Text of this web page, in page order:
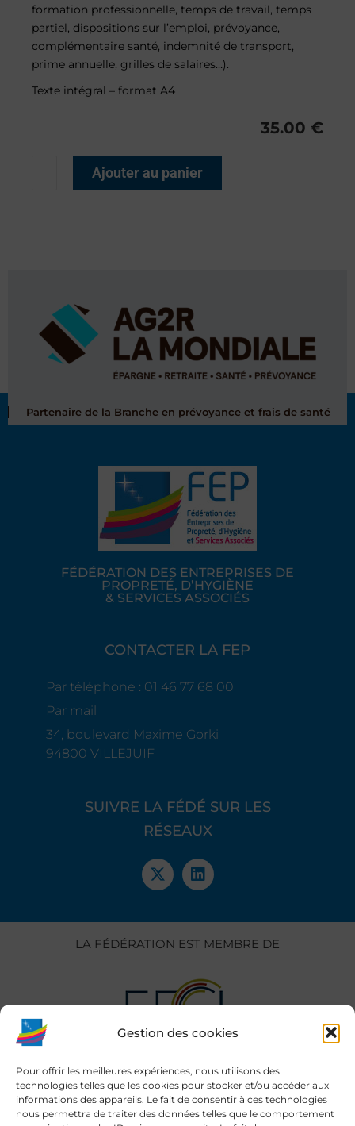
Gestion des cookies
Pour offrir les meilleures expériences, nous utilisons des
technologies telles que les cookies pour stocker et/ou accéder aux
informations des appareils. Le fait de consentir à ces technologies
nous permettra de traiter des données telles que le comportement
formation professionnelle, temps de travail, temps
partiel, dispositions sur l’emploi, prévoyance,
complémentaire santé, indemnité de transport,
prime annuelle, grilles de salaires…).
Texte intégral – format A4
35.00 €
Ajouter au panier
Partenaire de la Branche en prévoyance et frais de santé
FÉDÉRATION DES ENTREPRISES DE
PROPRETÉ, D’HYGIÈNE
& SERVICES ASSOCIÉS
CONTACTER LA FEP
Par téléphone : 01 46 77 68 00
Par mail
34, boulevard Maxime Gorki
94800 VILLEJUIF
SUIVRE LA FÉDÉ SUR LES
RÉSEAUX
LA FÉDÉRATION EST MEMBRE DE